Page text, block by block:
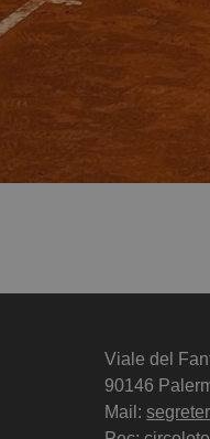
Viale del
90146
Mail: